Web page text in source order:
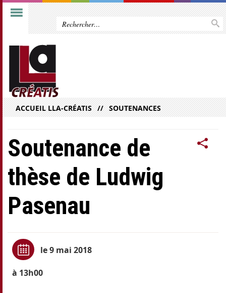
ACCUEIL LLA-CRÉATIS SOUTENANCES
Soutenance de
thèse de Ludwig
Pasenau
le 9 mai 2018
à 13h00